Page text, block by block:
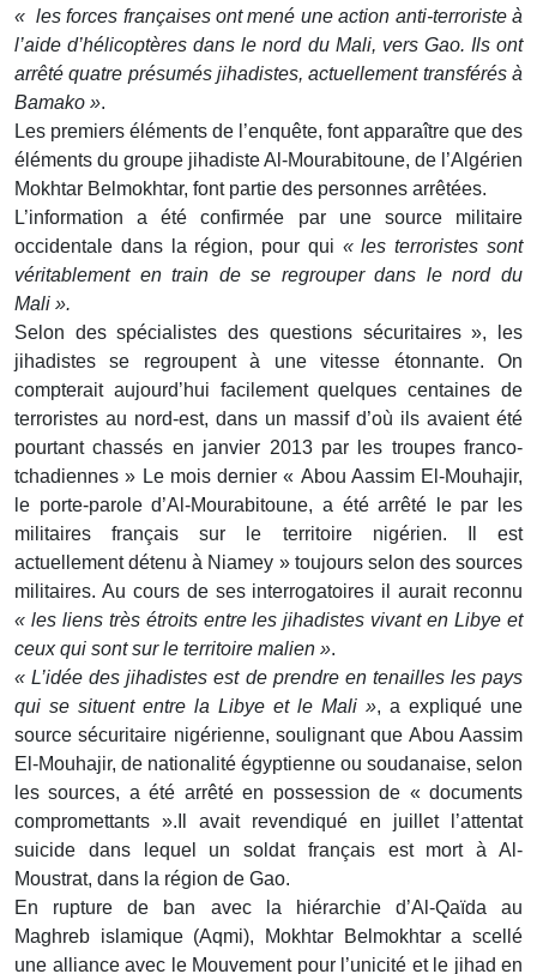
« les forces françaises ont mené une action anti-terroriste à
l’aide d’hélicoptères dans le nord du Mali, vers Gao. Ils ont
arrêté quatre présumés jihadistes, actuellement transférés à
Bamako ».
Les premiers éléments de l’enquête, font apparaître que des
éléments du groupe jihadiste Al-Mourabitoune, de l’Algérien
Mokhtar Belmokhtar, font partie des personnes arrêtées.
L’information a été confirmée par une source militaire
occidentale dans la région, pour qui « les terroristes sont
véritablement en train de se regrouper dans le nord du
Mali ».
Selon des spécialistes des questions sécuritaires », les
jihadistes se regroupent à une vitesse étonnante. On
compterait aujourd’hui facilement quelques centaines de
terroristes au nord-est, dans un massif d’où ils avaient été
pourtant chassés en janvier 2013 par les troupes franco-
tchadiennes » Le mois dernier « Abou Aassim El-Mouhajir,
le porte-parole d’Al-Mourabitoune, a été arrêté le par les
militaires français sur le territoire nigérien. Il est
actuellement détenu à Niamey » toujours selon des sources
militaires. Au cours de ses interrogatoires il aurait reconnu
« les liens très étroits entre les jihadistes vivant en Libye et
ceux qui sont sur le territoire malien ».
« L’idée des jihadistes est de prendre en tenailles les pays
qui se situent entre la Libye et le Mali », a expliqué une
source sécuritaire nigérienne, soulignant que Abou Aassim
El-Mouhajir, de nationalité égyptienne ou soudanaise, selon
les sources, a été arrêté en possession de « documents
compromettants ».Il avait revendiqué en juillet l’attentat
suicide dans lequel un soldat français est mort à Al-
Moustrat, dans la région de Gao.
En rupture de ban avec la hiérarchie d’Al-Qaïda au
Maghreb islamique (Aqmi), Mokhtar Belmokhtar a scellé
une alliance avec le Mouvement pour l’unicité et le jihad en